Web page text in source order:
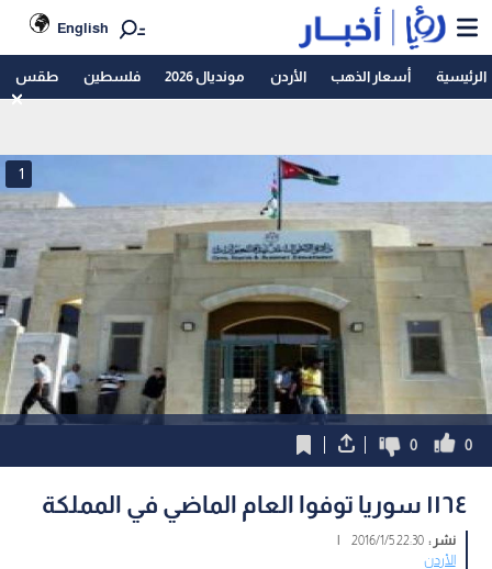
English
الرئيسية أسعار الذهب الأردن مونديال 2026 فلسطين طقس
1
0
0
١١٦٤ سوريا توفوا العام الماضي في المملكة
نشر :22:30 2016/1/5
|
الأردن